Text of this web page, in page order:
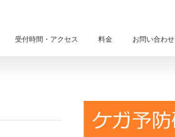
受付時間・アクセス 料金 お問い合わせ